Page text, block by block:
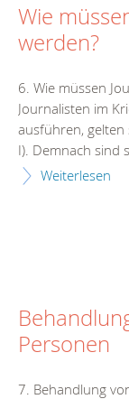
Wie
werden?
6. Wie müssen
Journalisten im
ausführen, gelten
I). Demnach sind
Weiterlesen
Personen
7. Behandlung